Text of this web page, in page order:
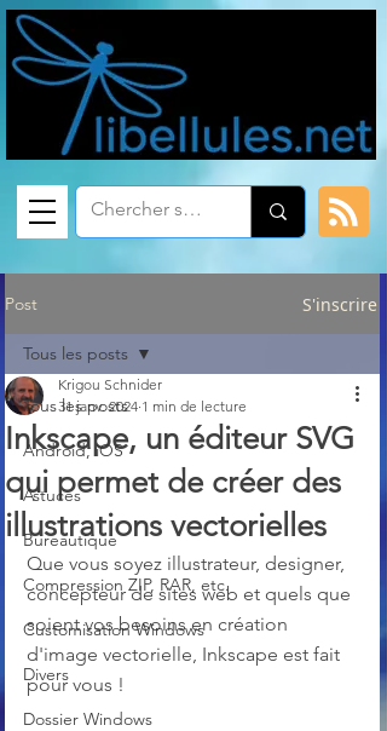
Post S'inscrire
Tous les posts
Android, iOS
Astuces
Bureautique
Compression ZIP, RAR, etc.
Customisation Windows
Divers
Dossier Windows
Tous les posts
Inkscape, un éditeur SVG
qui permet de créer des
illustrations vectorielles
Krigou Schnider
31 janv. 2024 1 min de lecture
Que vous soyez illustrateur, designer,
concepteur de sites web et quels que
soient vos besoins en création
d'image vectorielle, Inkscape est fait
pour vous !